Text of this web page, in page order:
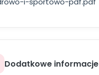
numery
Dodatkowe informacje